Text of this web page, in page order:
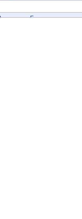
«Бэлэды
[1] (2013)